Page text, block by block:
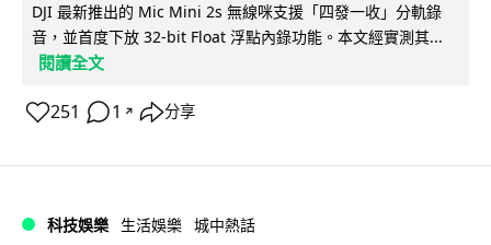
DJI 最新推出的 Mic Mini 2s 無線咪支援「四發一收」分軌錄
音，並首度下放 32-bit Float 浮點內錄功能。本文經實測其...
閱讀全文
251 1 ↗ 分享
科技娛樂 生活娛樂 城中熱話